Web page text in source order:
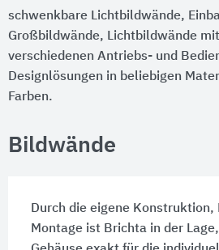
schwenkbare Lichtbildwände,
Großbildwände, Lichtbildwände
verschiedenen Antriebs- und
Designlösungen in beliebigen
Farben.
Bildwände
Durch die eigene Konstruktion,
Montage ist Brichta in der